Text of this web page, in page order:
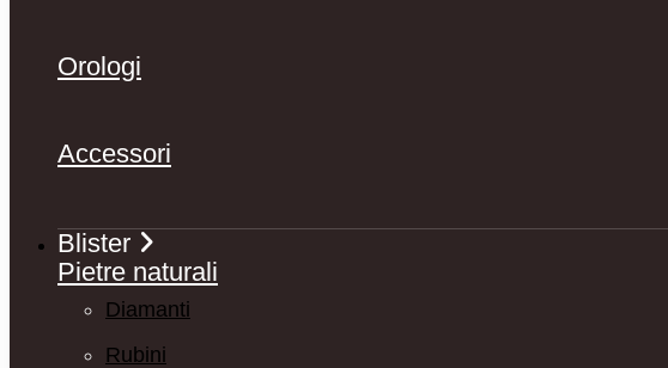
Orologi
Accessori
Blister
Pietre naturali
Diamanti
Rubini